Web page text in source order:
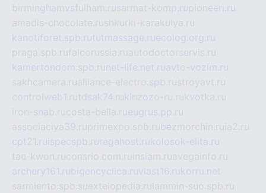
birminghamvsfulham.rusarmat-komp.rupioneeri.ru
amadis-chocolate.rushkurki-karakulya.ru
kanotiforet.spb.rututmassage.ruecolog.org.ru
praga.spb.rufalcorussia.ruautodoctorservis.ru
kamertondom.spb.ru net-life.net.ruavto-vozim.ru
sakhcamera.rualliance-electro.spb.rustroyavt.ru
controlweb1.rutdsak74.rukinzozo-ru.rukvotka.ru
iron-snab.rucosta-bella.rueugrus.pp.ru
associaciya39.ruprimexpo.spb.rubezmorchin.ru ia2.ru
cpt21.ru ispecspb.ru regahost.rukolosok-elita.ru
tae-kwon.ruconsrio.com.ru insiam.ruavegainfo.ru
archery161.rubigencyclica.ruvlast16.rukorru.net
sarmiento.spb.suextelopedia.ru lammin-suo.spb.ru